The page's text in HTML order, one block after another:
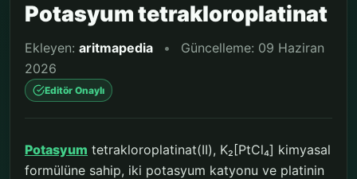
Potasyum tetrakloroplatinat
Ekleyen: aritmapedia •
Güncelleme: 09 Haziran
2026
Editör Onaylı
Potasyum tetrakloroplatinat(II), K₂[PtCl₄] kimyasal
formülüne sahip, iki potasyum katyonu ve platinin